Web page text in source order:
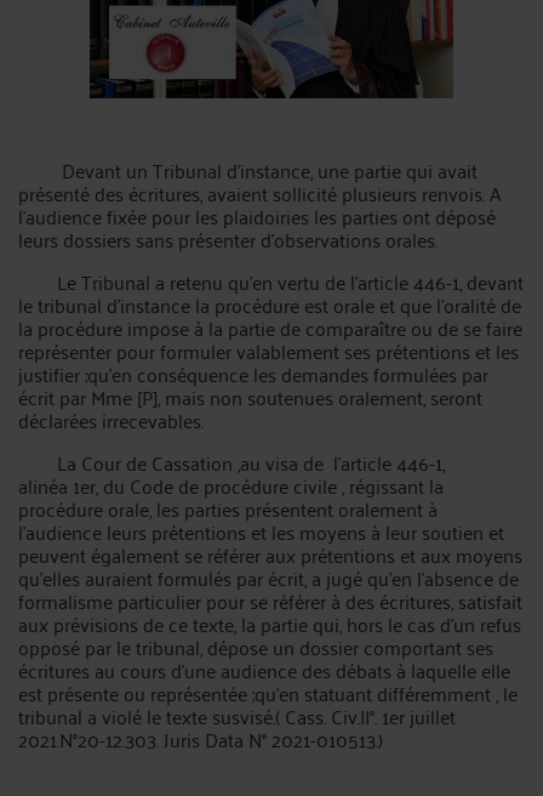
Devant un Tribunal d’instance, une partie qui avait
présenté des écritures, avaient sollicité plusieurs renvois. A
l’audience fixée pour les plaidoiries les parties ont déposé
leurs dossiers sans présenter d’observations orales.
Le Tribunal a retenu qu'en vertu de l’article 446-1, devant
le tribunal d'instance la procédure est orale et que l'oralité de
la procédure impose à la partie de comparaître ou de se faire
représenter pour formuler valablement ses prétentions et les
justifier ;qu’en conséquence les demandes formulées par
écrit par Mme [P], mais non soutenues oralement, seront
déclarées irrecevables.
La Cour de Cassation ,au visa de l'article 446-1,
alinéa 1er, du Code de procédure civile , régissant la
procédure orale, les parties présentent oralement à
l'audience leurs prétentions et les moyens à leur soutien et
peuvent également se référer aux prétentions et aux moyens
qu'elles auraient formulés par écrit, a jugé qu’en l'absence de
formalisme particulier pour se référer à des écritures, satisfait
aux prévisions de ce texte, la partie qui, hors le cas d'un refus
opposé par le tribunal, dépose un dossier comportant ses
écritures au cours d'une audience des débats à laquelle elle
est présente ou représentée ;qu’en statuant différemment , le
tribunal a violé le texte susvisé.( Cass. Civ.II°. 1er juillet
2021.N°20-12.303. Juris Data N° 2021-010513.)